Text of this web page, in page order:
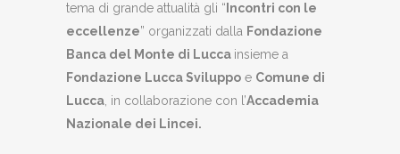
tema di grande attualità gli “ Incontri con le
eccellenze” organizzati dalla Fondazione
Banca del Monte di Lucca insieme a
Fondazione Lucca Sviluppo e Comune di
Lucca, in collaborazione con l’Accademia
Nazionale dei Lincei.